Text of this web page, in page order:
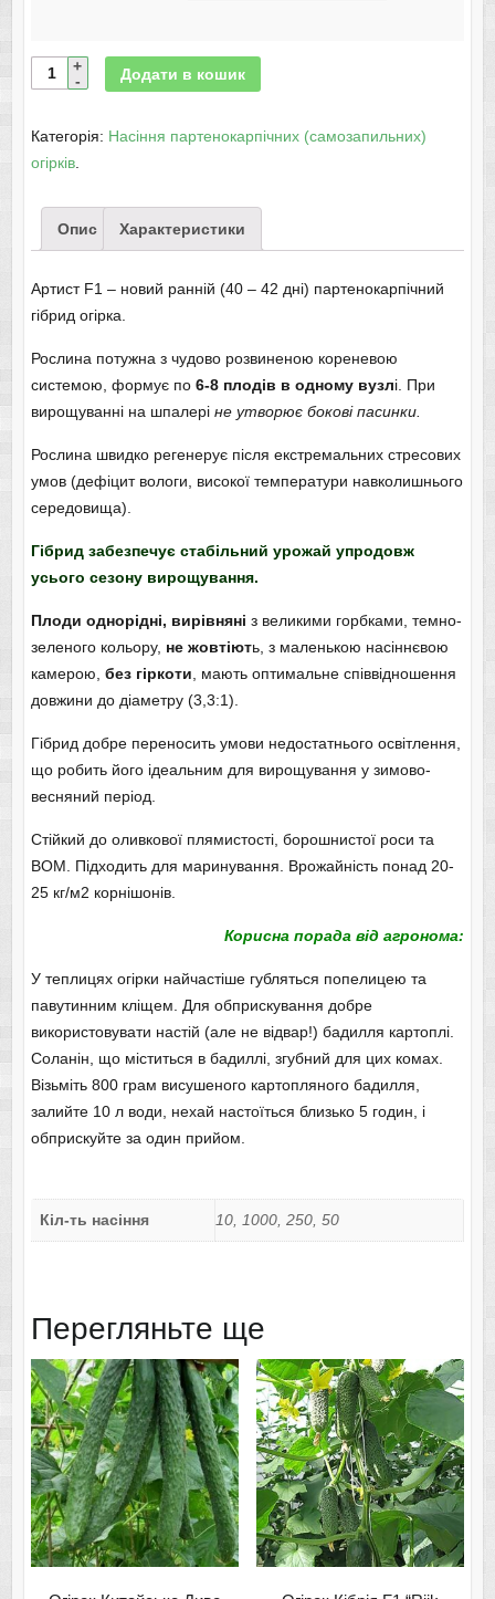
Додати в кошик
Категорія: Насіння партенокарпічних (самозапильних)
огірків.
Опис Характеристики
Артист F1 – новий ранній (40 – 42 дні) партенокарпічний
гібрид огірка.
Рослина потужна з чудово розвиненою кореневою
системою, формує по 6-8 плодів в одному вузлі. При
вирощуванні на шпалері не утворює бокові пасинки.
Рослина швидко регенерує після екстремальних стресових
умов (дефіцит вологи, високої температури навколишнього
середовища).
Гібрид забезпечує стабільний урожай упродовж
усього сезону вирощування.
Плоди однорідні, вирівняні з великими горбками, темно-
зеленого кольору, не жовтіють, з маленькою насіннєвою
камерою, без гіркоти, мають оптимальне співвідношення
довжини до діаметру (3,3:1).
Гібрид добре переносить умови недостатнього освітлення,
що робить його ідеальним для вирощування у зимово-
весняний період.
Стійкий до оливкової плямистості, борошнистої роси та
ВОМ. Підходить для маринування. Врожайність понад 20-
25 кг/м2 корнішонів.
Корисна порада від агронома:
У теплицях огірки найчастіше губляться попелицею та
павутинним кліщем. Для обприскування добре
використовувати настій (але не відвар!) бадилля картоплі.
Соланін, що міститься в бадиллі, згубний для цих комах.
Візьміть 800 грам висушеного картопляного бадилля,
залийте 10 л води, нехай настоїться близько 5 годин, і
обприскуйте за один прийом.
Кіл-ть насіння 10, 1000, 250, 50
Перегляньте ще